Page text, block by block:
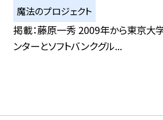
魔法のプロジェクト
掲載：藤原一秀 2009年から東京大
ンターとソフトバンクグル...